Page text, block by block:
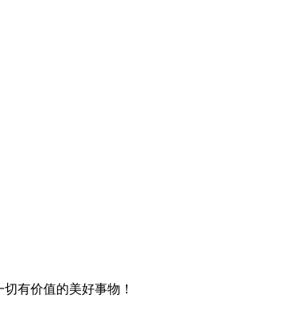
有价值的美好事物！